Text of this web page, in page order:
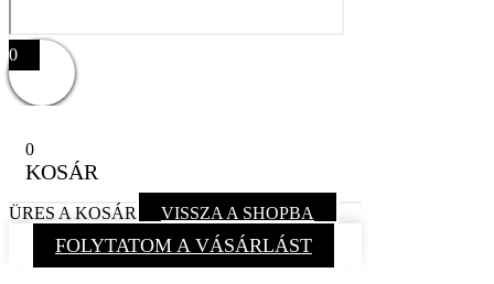
0
0
KOSÁR
ÜRES A KOSÁR VISSZA A SHOPBA
FOLYTATOM A VÁSÁRLÁST